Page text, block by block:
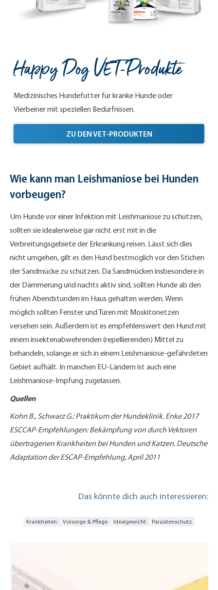
Happy Dog VET-Produkte
Medizinisches Hundefutter für kranke Hunde oder
Vierbeiner mit speziellen Bedürfnissen.
ZU DEN VET-PRODUKTEN
Wie kann man Leishmaniose bei Hunden
vorbeugen?
Um Hunde vor einer Infektion mit Leishmaniose zu schützen,
sollten sie idealerweise gar nicht erst mit in die
Verbreitungsgebiete der Erkrankung reisen. Lässt sich dies
nicht umgehen, gilt es den Hund bestmöglich vor den Stichen
der Sandmücke zu schützen. Da Sandmücken insbesondere in
der Dämmerung und nachts aktiv sind, sollten Hunde ab den
frühen Abendstunden im Haus gehalten werden. Wenn
möglich sollten Fenster und Türen mit Moskitonetzen
versehen sein. Außerdem ist es empfehlenswert den Hund mit
einem insektenabwehrenden (repellierenden) Mittel zu
behandeln, solange er sich in einem Leishmaniose-gefährdeten
Gebiet aufhält. In manchen EU-Ländern ist auch eine
Leishmaniose-Impfung zugelassen.
Quellen
Kohn B., Schwarz G.: Praktikum der Hundeklinik. Enke 2017
ESCCAP-Empfehlungen: Bekämpfung von durch Vektoren
übertragenen Krankheiten bei Hunden und Katzen. Deutsche
Adaptation der ESCAP-Empfehlung, April 2011
Das könnte dich auch interessieren:
Krankheiten Vorsorge & Pflege Idealgewicht Parasitenschutz